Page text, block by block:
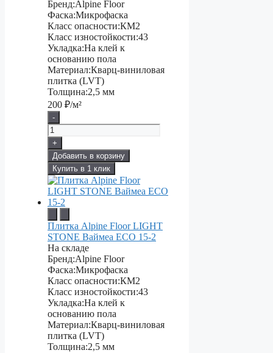
Бренд:Alpine Floor
Фаска:Микрофаска
Класс опасности:КМ2
Класс изностойкости:43
Укладка:На клей к
основанию пола
Материал:Кварц-виниловая
плитка (LVT)
Толщина:2,5 мм
200 ₽/м²
-
+
Добавить в корзину
Купить в 1 клик
Плитка Alpine Floor LIGHT
STONE Ваймеа ЕСО 15-2
На складе
Бренд:Alpine Floor
Фаска:Микрофаска
Класс опасности:КМ2
Класс изностойкости:43
Укладка:На клей к
основанию пола
Материал:Кварц-виниловая
плитка (LVT)
Толщина:2,5 мм